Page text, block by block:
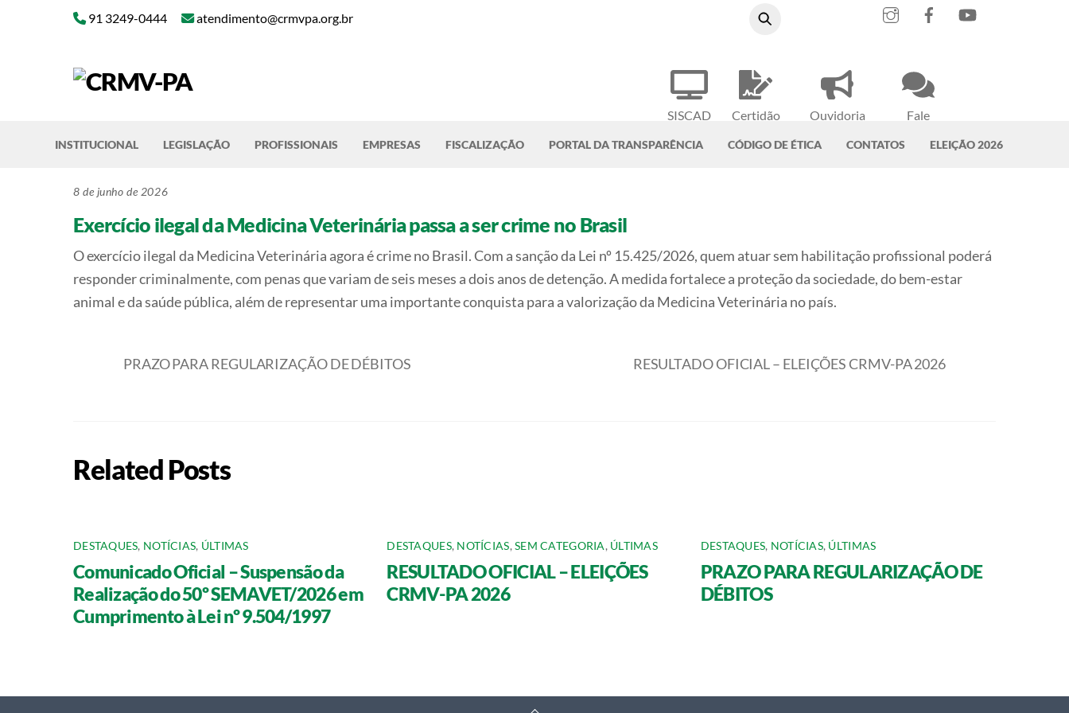
SISCAD
Certidão
Ouvidoria
Fale
91 3249-0444 atendimento@crmvpa.org.br
InstagramFacebook
INSTITUCIONAL LEGISLAÇÃO PROFISSIONAIS EMPRESAS FISCALIZAÇÃO PORTAL DA TRANSPARÊNCIA CÓDIGO DE ÉTICA CONTATOS ELEIÇÃO 2026
8 de junho de 2026
Exercício ilegal da Medicina Veterinária passa a ser crime no Brasil
O exercício ilegal da Medicina Veterinária agora é crime no Brasil. Com a sanção da Lei nº 15.425/2026, quem atuar sem habilitação profissional poderá
responder criminalmente, com penas que variam de seis meses a dois anos de detenção. A medida fortalece a proteção da sociedade, do bem-estar
animal e da saúde pública, além de representar uma importante conquista para a valorização da Medicina Veterinária no país.
PRAZO PARA REGULARIZAÇÃO DE DÉBITOS RESULTADO OFICIAL – ELEIÇÕES CRMV-PA 2026
Related Posts
DESTAQUES, NOTÍCIAS, ÚLTIMAS
Comunicado Oficial – Suspensão da
Realização do 50º SEMAVET/2026 em
Cumprimento à Lei nº 9.504/1997
DESTAQUES, NOTÍCIAS,SEM CATEGORIA, ÚLTIMAS
RESULTADO OFICIAL – ELEIÇÕES
CRMV-PA 2026
DESTAQUES, NOTÍCIAS, ÚLTIMAS
PRAZO PARA REGULARIZAÇÃO DE
DÉBITOS